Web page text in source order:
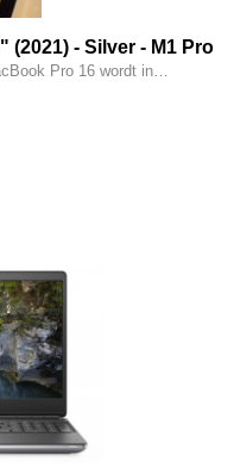
(2021) - Silver - M1 Pro
GPU - Thunderbolt -
Pro 16 wordt in…